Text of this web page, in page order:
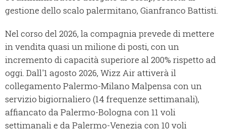
gestione dello scalo palermitano, Gianfranco Battisti.
Nel corso del 2026, la compagnia prevede di mettere
in vendita quasi un milione di posti, con un
incremento di capacità superiore al 200% rispetto ad
oggi. Dall'1 agosto 2026, Wizz Air attiverà il
collegamento Palermo-Milano Malpensa con un
servizio bigiornaliero (14 frequenze settimanali),
affiancato da Palermo-Bologna con 11 voli
settimanali e da Palermo-Venezia con 10 voli